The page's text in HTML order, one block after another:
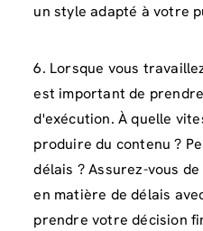
un style adapté à votre
6. Lorsque vous
est important de
d'exécution. À quelle
produire du contenu ?
délais ? Assurez-vous
en matière de délais
prendre votre décision